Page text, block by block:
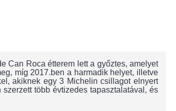
Can Roca étterem lett a győztes, amelyet
míg 2017.ben a harmadik helyet, illetve
akiknek egy 3 Michelin csillagot elnyert
több évtizedes tapasztalatával, és